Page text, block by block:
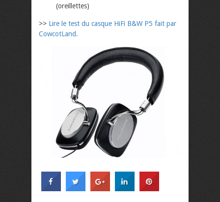
(oreillettes)
>> Lire le test du casque HiFi B&W P5 fait par
CowcotLand.